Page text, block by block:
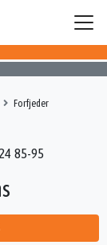
Forfjeder
85-95